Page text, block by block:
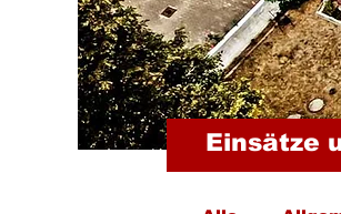
Einsätze